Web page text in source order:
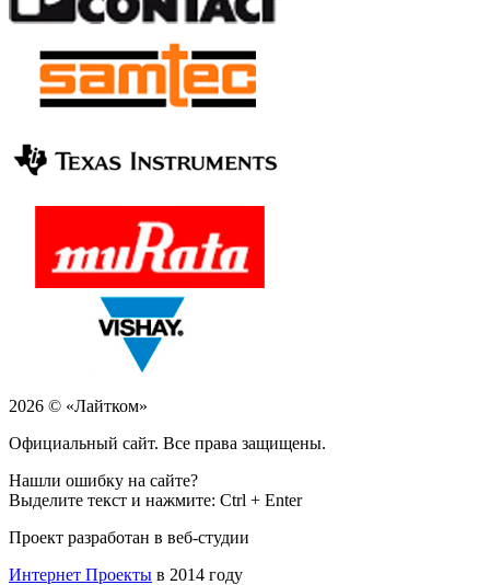
2026 © «Лайтком»
Официальный сайт. Все права защищены.
Нашли ошибку на сайте?
Выделите текст и нажмите: Ctrl + Enter
Проект разработан в веб-студии
Интернет Проекты в 2014 году